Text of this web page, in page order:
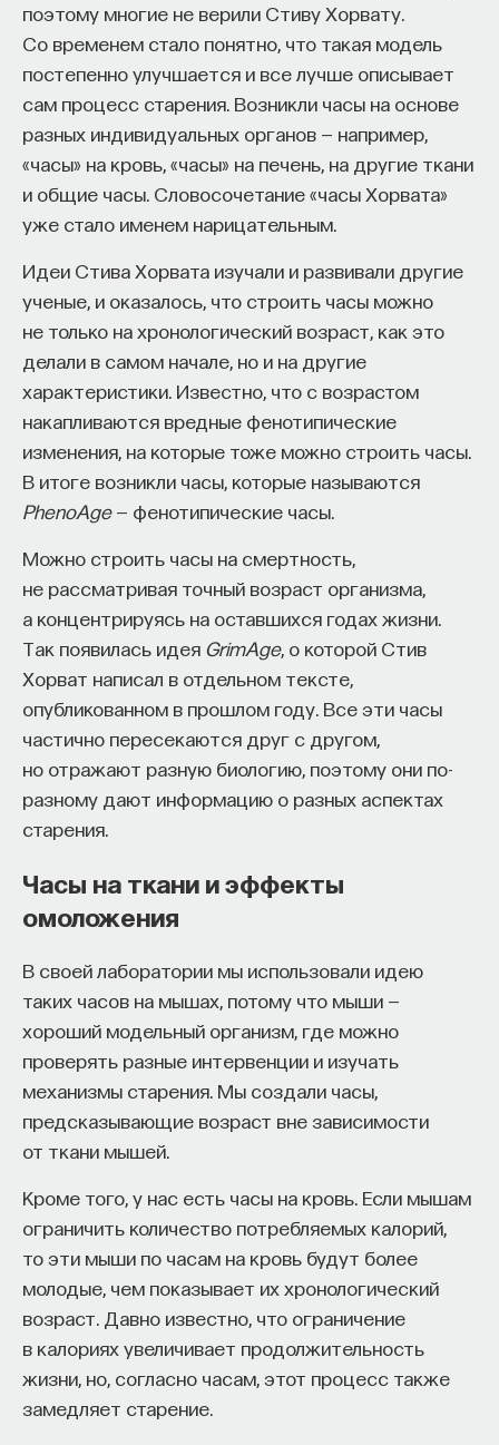
поэтому многие не верили Стиву Хорвату.
Со временем стало понятно, что такая модель
постепенно улучшается и все лучше описывает
сам процесс старения. Возникли часы на основе
разных индивидуальных органов — например,
«часы» на кровь, «часы» на печень, на другие ткани
и общие часы. Словосочетание «часы Хорвата»
уже стало именем нарицательным.
Идеи Стива Хорвата изучали и развивали другие
ученые, и оказалось, что строить часы можно
не только на хронологический возраст, как это
делали в самом начале, но и на другие
характеристики. Известно, что с возрастом
накапливаются вредные фенотипические
изменения, на которые тоже можно строить часы.
В итоге возникли часы, которые называются
PhenoAge— фенотипические часы.
Можно строить часы на смертность,
не рассматривая точный возраст организма,
а концентрируясь на оставшихся годах жизни.
Так появилась идея GrimAge, о которой Стив
Хорват написал в отдельном тексте,
опубликованном в прошлом году. Все эти часы
частично пересекаются друг с другом,
но отражают разную биологию, поэтому они по-
разному дают информацию о разных аспектах
старения.
Часы на ткани и эффекты
омоложения
В своей лаборатории мы использовали идею
таких часов на мышах, потому что мыши —
хороший модельный организм, где можно
проверять разные интервенции и изучать
механизмы старения. Мы создали часы,
предсказывающие возраст вне зависимости
от ткани мышей.
Кроме того, у нас есть часы на кровь. Если мышам
ограничить количество потребляемых калорий,
то эти мыши по часам на кровь будут более
молодые, чем показывает их хронологический
возраст. Давно известно, что ограничение
в калориях увеличивает продолжительность
жизни, но, согласно часам, этот процесс также
замедляет старение.
Философский поиск: начала
СОХРАНИТЬ КУРС
Внеси свой вклад в дело
просвещения!
ПОДДЕРЖАТЬ ПОСТНАУКУ
молекула, контролирующая транспорт,
рецепторы, мембрану, то есть
контролирующая другие белки. Оказалось,
что если эту систему уничтожить,
в ее жизнедеятельности не произойдет,
ни в чем, кроме памяти, эта система
4/28/2014
НАПИСАТЬ НАМ
НАД МАТЕРИАЛОМ РАБОТАЛИ
Павел Балабан
корреспондент РАН, профессор, заведующий
лабораторией клеточной нейробиологии
обучения Института высшей нервной
деятельности и нейрофизиологии РАН,
директор ИВНДиНФ РАН
БИОЛОГИЯ
1298 публикаций
БИОЛОГИЯ
НЕЙРОФИЗИОЛОГИЯ НЕЙРОН
Внеси свой вклад в дело
просвещения!
ПОДДЕРЖАТЬ ПОСТНАУКУ